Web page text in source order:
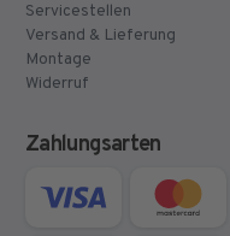
Servicestellen
Versand & Lieferung
Montage
Widerruf
Zahlungsarten